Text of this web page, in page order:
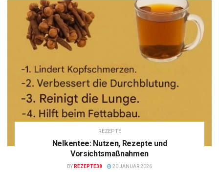
REZEPTE
Nelkentee: Nutzen, Rezepte und
Vorsichtsmaßnahmen
BY REZEPTE38 20 JANUAR 2026